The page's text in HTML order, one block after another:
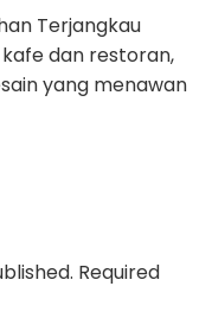
Terjangkau
dan restoran,
yang menawan
Required